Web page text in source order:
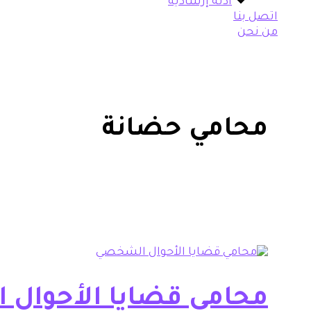
اتصل بنا
من نحن
محامي حضانة
محامي قضايا